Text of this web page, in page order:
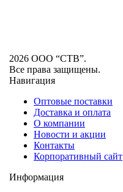
2026 ООО “СТВ”.
Все права защищены.
Навигация
Оптовые поставки
Доставка и оплата
О компании
Новости и акции
Контакты
Корпоративный сайт
Информация